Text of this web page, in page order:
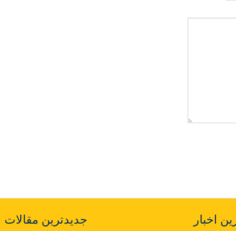
اخبار جدیدترین مقالات